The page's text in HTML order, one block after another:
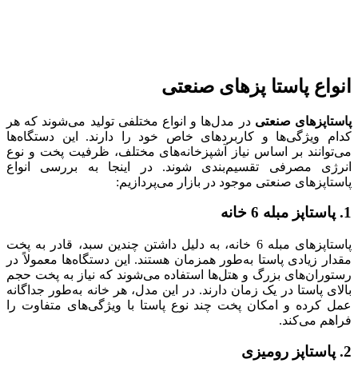
انواع پاستا پزهای صنعتی
پاستاپزهای صنعتی در مدل‌ها و انواع مختلفی تولید می‌شوند که هر
کدام ویژگی‌ها و کاربردهای خاص خود را دارند. این دستگاه‌ها
می‌توانند بر اساس نیاز آشپزخانه‌های مختلف، ظرفیت پخت و نوع
انرژی مصرفی تقسیم‌بندی شوند. در اینجا به بررسی انواع
پاستاپزهای صنعتی موجود در بازار می‌پردازیم:
1. پاستاپز مبله 6 خانه
پاستاپزهای مبله 6 خانه، به دلیل داشتن چندین سبد، قادر به پخت
مقدار زیادی پاستا به‌طور همزمان هستند. این دستگاه‌ها معمولاً در
رستوران‌های بزرگ و هتل‌ها استفاده می‌شوند که نیاز به پخت حجم
بالای پاستا در یک زمان دارند. در این مدل، هر خانه به‌طور جداگانه
عمل کرده و امکان پخت چند نوع پاستا با ویژگی‌های متفاوت را
فراهم می‌کند.
2. پاستاپز رومیزی